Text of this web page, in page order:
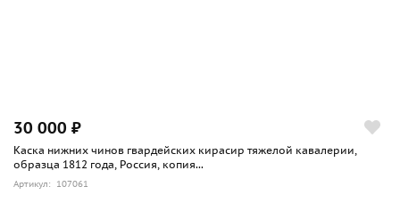
30 000 ₽
Каска нижних чинов гвардейских кирасир тяжелой кавалерии,
образца 1812 года, Россия, копия...
Артикул: 107061